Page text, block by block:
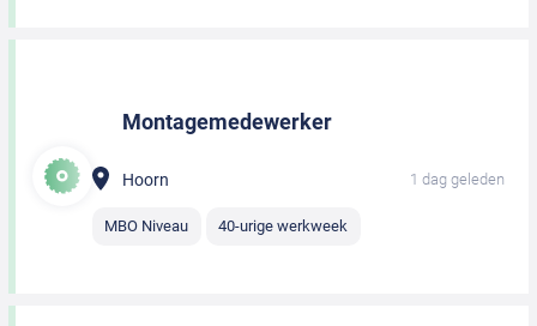
Montagemedewerker
Hoorn 1 dag geleden
MBO Niveau 40-urige werkweek